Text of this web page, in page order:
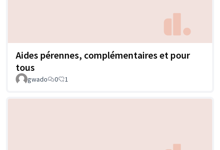
Aides pérennes, complémentaires et pour
tous
gwado 0 1